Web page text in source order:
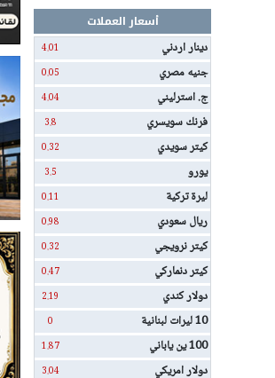
أسعار العملات
دينار اردني
4.01
جنيه مصري 0.05
ج. استرليني 4.04
فرنك سويسري 3.8
كيتر سويدي 0.32
يورو 3.5
ليرة تركية 0.11
ريال سعودي 0.98
كيتر نرويجي 0.32
كيتر دنماركي 0.47
دولار كندي 2.19
10 ليرات لبنانية 0
100 ين ياباني 1.87
دولار امريكي 3.04